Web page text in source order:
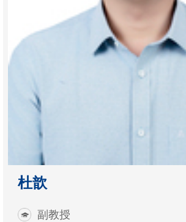
杜歆
副教授